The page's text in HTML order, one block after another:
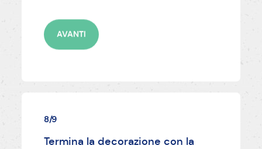
AVANTI
8/9
Termina la decorazione con la